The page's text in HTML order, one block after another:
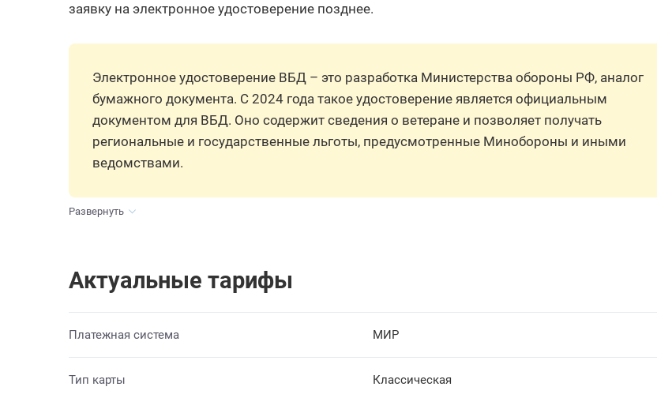
заявку на электронное удостоверение позднее.
Электронное удостоверение ВБД – это разработка Министерства обороны РФ, аналог
бумажного документа. С 2024 года такое удостоверение является официальным
документом для ВБД. Оно содержит сведения о ветеране и позволяет получать
региональные и государственные льготы, предусмотренные Минобороны и иными
ведомствами.
Развернуть
Актуальные тарифы
Платежная система МИР
Тип карты Классическая